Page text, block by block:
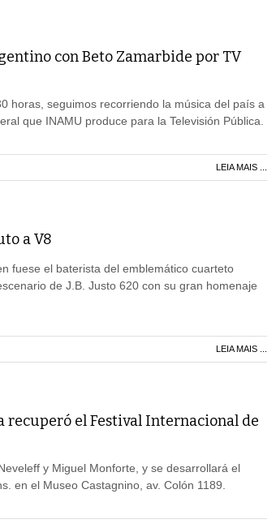
con Beto Zamarbide por TV
horas, seguimos recorriendo la música del país a
que INAMU produce para la Televisión Pública.
LEIA MAIS ...
a V8
fuese el baterista del emblemático cuarteto
de J.B. Justo 620 con su gran homenaje
LEIA MAIS ...
recuperó el Festival Internacional de
y Miguel Monforte, y se desarrollará el
en el Museo Castagnino, av. Colón 1189.